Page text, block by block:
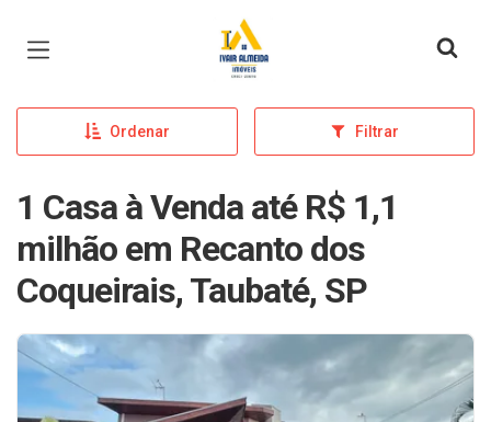
Página inicial
Ordenar Filtrar
1 Casa à Venda até R$ 1,1
milhão em Recanto dos
Coqueirais, Taubaté, SP